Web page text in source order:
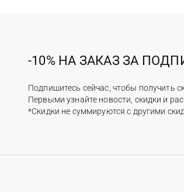
-10% НА ЗАКАЗ ЗА
Подпишитесь сейчас, чтобы получить
Первыми узнайте новости, скидки и
*Скидки не суммируются с другими